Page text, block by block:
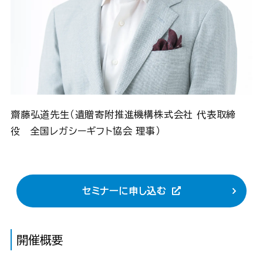
齋藤弘道先生（遺贈寄附推進機構株式会社 代表取締
役 全国レガシーギフト協会 理事）
セミナーに申し込む
開催概要